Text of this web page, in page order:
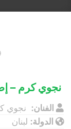
نجوي كرم –
الفنان: نجوي
الدولة: لبنان